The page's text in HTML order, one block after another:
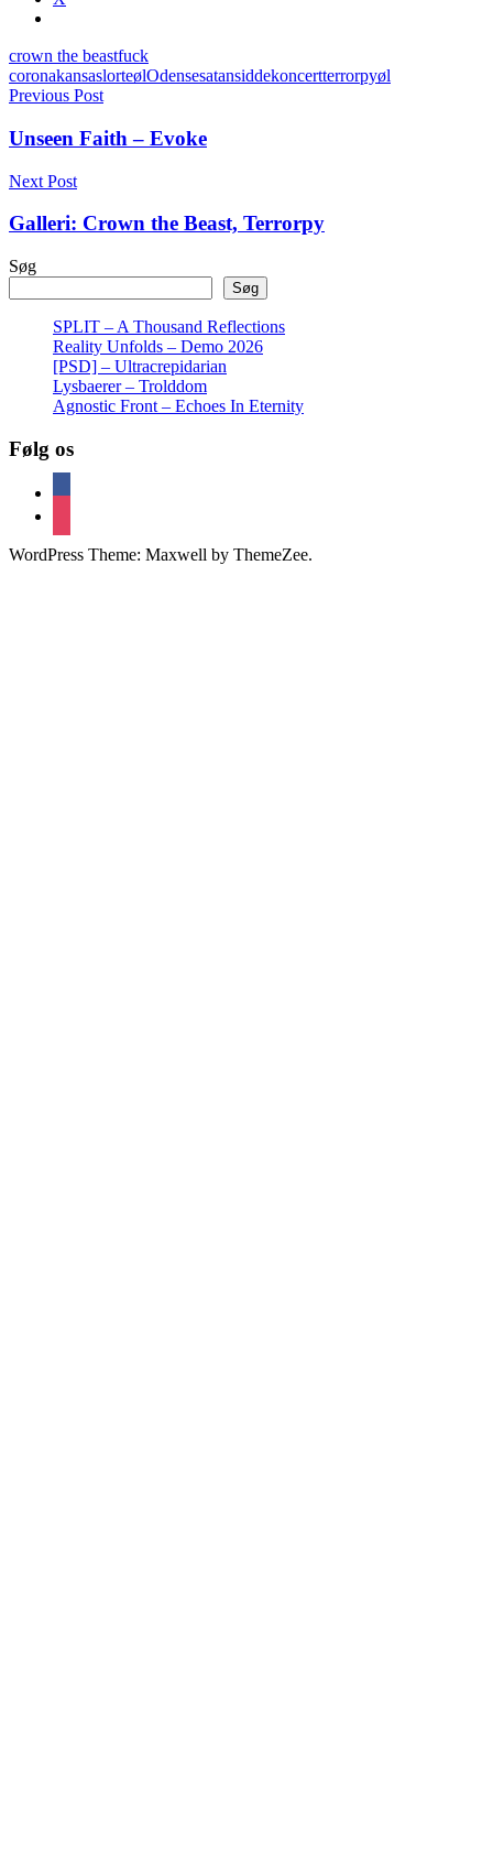
crown the beastfuck
coronakansaslorteølOdensesatansiddekoncertterrorpyøl
Indlægsnavigation
Previous Post
Unseen Faith – Evoke
Next Post
Galleri: Crown the Beast, Terrorpy
Søg
Søg
SPLIT – A Thousand Reflections
Reality Unfolds – Demo 2026
[PSD] – Ultracrepidarian
Lysbaerer – Trolddom
Agnostic Front – Echoes In Eternity
Følg os
WordPress Theme: Maxwell by ThemeZee.